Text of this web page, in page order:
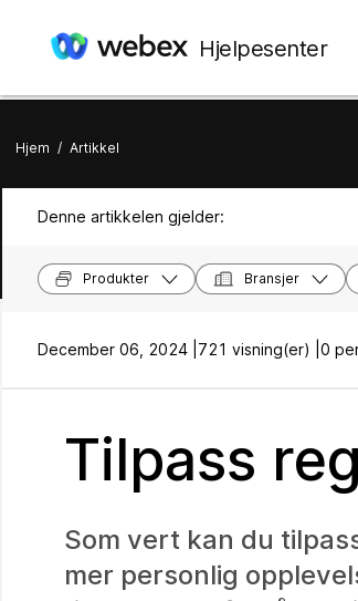
Hjelpesenter
Hjem / Artikkel
Denne artikkelen gjelder:
Produkter Bransjer
December 06, 2024 | 721 visning(er) | 0
Tilpass
Som vert kan du
mer personlig